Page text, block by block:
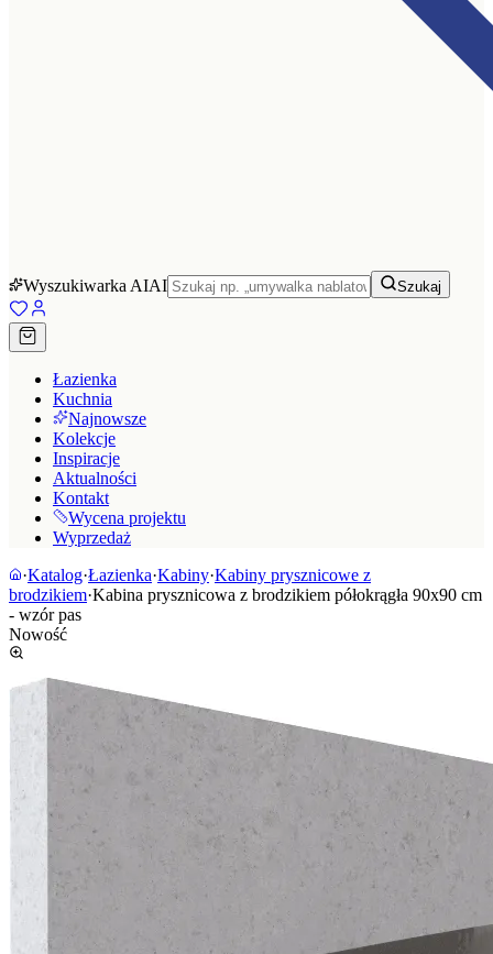
Wyszukiwarka AIAI Szukaj
Łazienka
Kuchnia
Najnowsze
Kolekcje
Inspiracje
Aktualności
Kontakt
Wycena projektu
Wyprzedaż
·Katalog·Łazienka·Kabiny·Kabiny prysznicowe z
brodzikiem·Kabina prysznicowa z brodzikiem półokrągła 90x90 cm
- wzór pas
Nowość